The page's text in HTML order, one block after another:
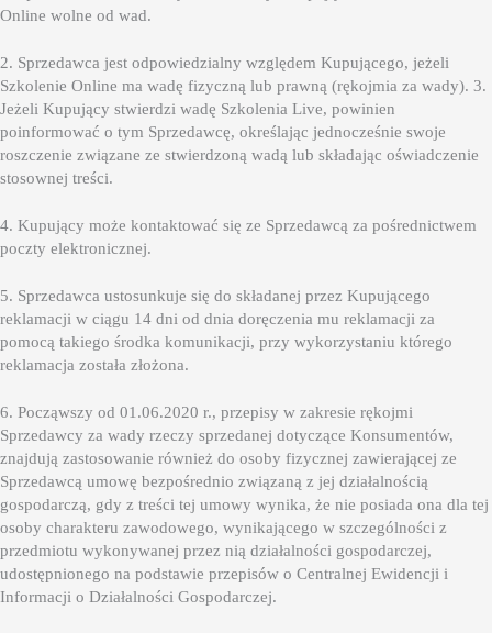
Online wolne od wad.
2. Sprzedawca jest odpowiedzialny względem Kupującego, jeżeli
Szkolenie Online ma wadę fizyczną lub prawną (rękojmia za wady). 3.
Jeżeli Kupujący stwierdzi wadę Szkolenia Live, powinien
poinformować o tym Sprzedawcę, określając jednocześnie swoje
roszczenie związane ze stwierdzoną wadą lub składając oświadczenie
stosownej treści.
4. Kupujący może kontaktować się ze Sprzedawcą za pośrednictwem
poczty elektronicznej.
5. Sprzedawca ustosunkuje się do składanej przez Kupującego
reklamacji w ciągu 14 dni od dnia doręczenia mu reklamacji za
pomocą takiego środka komunikacji, przy wykorzystaniu którego
reklamacja została złożona.
6. Począwszy od 01.06.2020 r., przepisy w zakresie rękojmi
Sprzedawcy za wady rzeczy sprzedanej dotyczące Konsumentów,
znajdują zastosowanie również do osoby fizycznej zawierającej ze
Sprzedawcą umowę bezpośrednio związaną z jej działalnością
gospodarczą, gdy z treści tej umowy wynika, że nie posiada ona dla tej
osoby charakteru zawodowego, wynikającego w szczególności z
przedmiotu wykonywanej przez nią działalności gospodarczej,
udostępnionego na podstawie przepisów o Centralnej Ewidencji i
Informacji o Działalności Gospodarczej.